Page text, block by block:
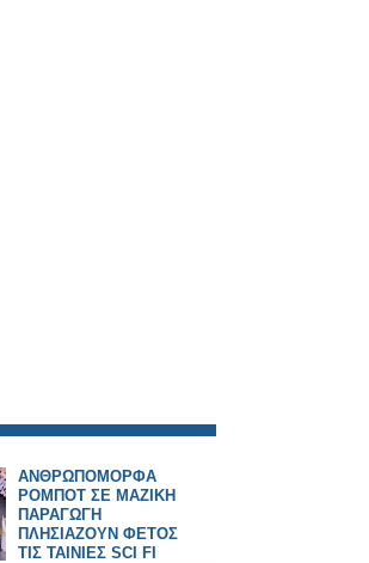
ΑΝΘΡΩΠΟΜΟΡΦΑ
ΡΟΜΠΟΤ ΣΕ ΜΑΖΙΚΗ
ΠΑΡΑΓΩΓΗ
ΠΛΗΣΙΑΖΟΥΝ ΦΕΤΟΣ
ΤΙΣ ΤΑΙΝΙΕΣ SCI FI